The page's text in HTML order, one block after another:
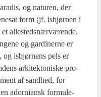
og natu­ren, der
form (jf. isb­jør­nen i
alle­steds­nær­væ­ren­de,
og gar­di­ner­ne er
og isb­jør­nens pels er
arki­tek­to­ni­ske pro­
af sand­hed, for
ador­ni­ansk for­mu­le­